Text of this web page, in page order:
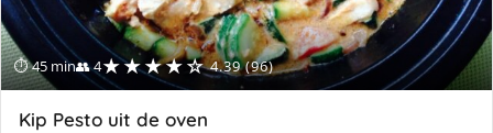
⏱ 45 min👥 4★★★★☆ 4.39 (96)
Kip Pesto uit de oven